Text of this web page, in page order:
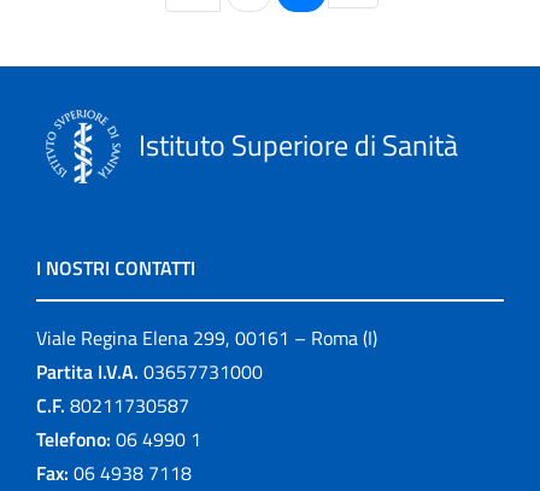
Istituto Superiore di Sanità
I NOSTRI CONTATTI
Viale Regina Elena 299, 00161 – Roma (I)
Partita I.V.A. 03657731000
C.F. 80211730587
Telefono: 06 4990 1
Fax: 06 4938 7118